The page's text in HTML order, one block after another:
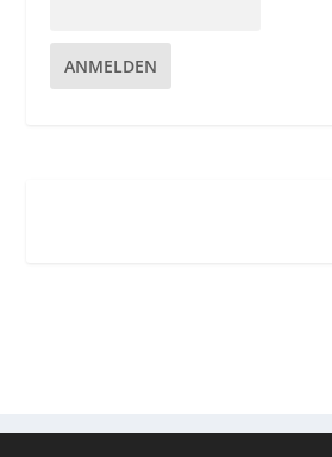
ANMELDEN